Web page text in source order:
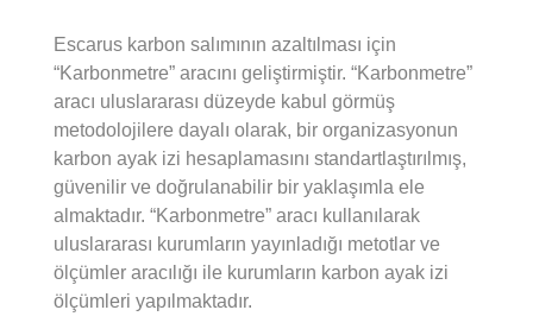
Escarus karbon salımının azaltılması için
“Karbonmetre” aracını geliştirmiştir. “Karbonmetre”
aracı uluslararası düzeyde kabul görmüş
metodolojilere dayalı olarak, bir organizasyonun
karbon ayak izi hesaplamasını standartlaştırılmış,
güvenilir ve doğrulanabilir bir yaklaşımla ele
almaktadır. “Karbonmetre” aracı kullanılarak
uluslararası kurumların yayınladığı metotlar ve
ölçümler aracılığı ile kurumların karbon ayak izi
ölçümleri yapılmaktadır.